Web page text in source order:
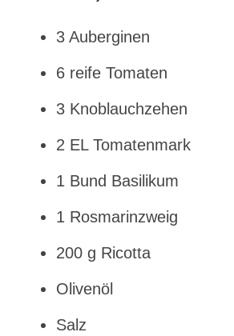
3 Auberginen
6 reife Tomaten
3 Knoblauchzehen
2 EL Tomatenmark
1 Bund Basilikum
1 Rosmarinzweig
200 g Ricotta
Olivenöl
Salz